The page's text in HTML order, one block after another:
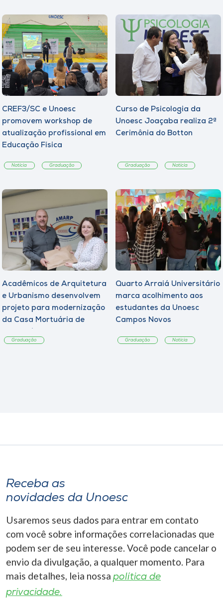
CREF3/SC e Unoesc
promovem workshop de
atualização profissional em
Educação Física
Notícia Graduação
Curso de Psicologia da
Unoesc Joaçaba realiza 2ª
Cerimônia do Botton
Graduação Notícia
Acadêmicos de Arquitetura
e Urbanismo desenvolvem
projeto para modernização
da Casa Mortuária de
Graduação
Quarto Arraiá Universitário
marca acolhimento aos
estudantes da Unoesc
Campos Novos
Graduação Notícia
Receba as
novidades da Unoesc
Usaremos seus dados para entrar em contato
com você sobre informações correlacionadas que
podem ser de seu interesse. Você pode cancelar o
envio da divulgação, a qualquer momento. Para
mais detalhes, leia nossa política de
privacidade.